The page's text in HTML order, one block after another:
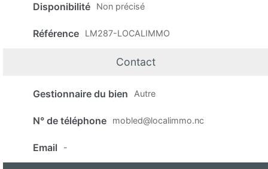
Disponibilité Non précisé
Référence LM287-LOCALIMMO
Contact
Gestionnaire du bien Autre
N° de téléphone mobled@localimmo.nc
Email -